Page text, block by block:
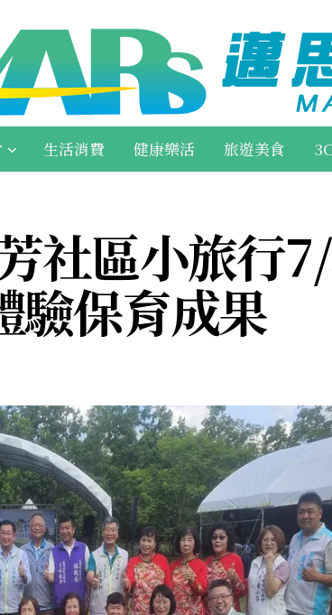
生活消費 健康樂活 旅遊美食
社區小旅行
驗保育成果